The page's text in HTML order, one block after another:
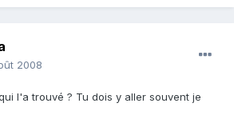
2008
qui l'a trouvé ? Tu dois y aller souvent je